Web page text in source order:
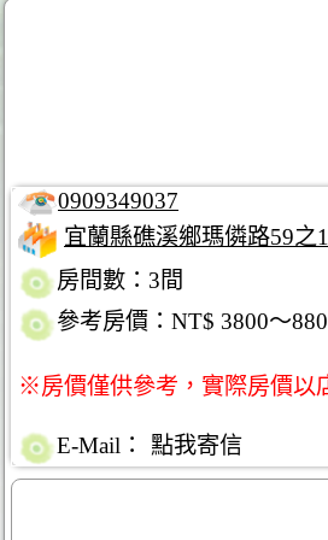
0909349037
宜蘭縣礁溪鄉瑪僯路59之
房間數：3間
參考房價：NT$ 3800～
※房價僅供參考，實際房價以
E-Mail： 點我寄信